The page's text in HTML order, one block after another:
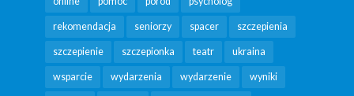
rekomendacja seniorzy spacer szczepienia
szczepienie szczepionka teatr ukraina
wsparcie wydarzenia wydarzenie wyniki